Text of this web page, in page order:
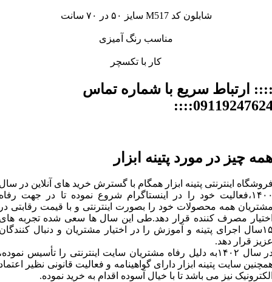
شابلون کد M517 سایز ۵۰ در ۷۰ سانت
مناسب رنگ آمیزی
کار با تکسچر
ارتباط سریع با شماره تماس
چیز در مورد پتینه ابزار
اینترنتی پتینه ابزار همگام با گسترش خرید های آنلاین در
۱۴۰۰،فعالیت خود را در اینستاگرام شروع نموده تا در جهت
همه محصولات خود را بصورت اینترنتی و با قیمت رقابتی
مصرف کننده قرار دهد.طی این سال ها سعی شده تجربه
۱۵سال اجرای پتینه و آموزش را در اختیار مشتریان و دنبال
قرار دهد.
در سال ۱۴۰۲به دلیل رفاه مشتریان سایت اینترنتی را تأسیس
سایت پتینه ابزار دارای گواهینامه و فعالیت قانونی نظیر
نیز می باشد تا با خیال آسوده اقدام به خرید نموده.